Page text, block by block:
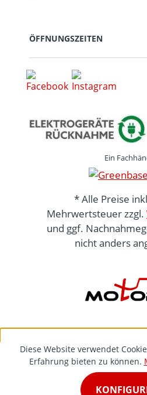
ÖFFNUNGSZEITEN
Ein
* Alle Preise
Mehrwertsteuer zzgl.
und ggf.
nicht anders
Diese Website verwendet
Erfahrung bieten zu können.